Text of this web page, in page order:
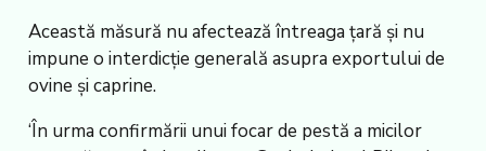
Această măsură nu afectează întreaga țară și nu
impune o interdicție generală asupra exportului de
ovine și caprine.
‘În urma confirmării unui focar de pestă a micilor